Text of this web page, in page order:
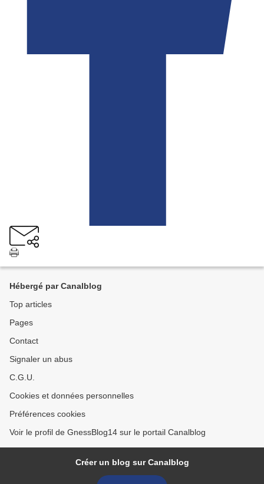
Hébergé par Canalblog
Top articles
Pages
Contact
Signaler un abus
C.G.U.
Cookies et données personnelles
Préférences cookies
Voir le profil de GnessBlog14 sur le portail Canalblog
Créer un blog sur Canalblog